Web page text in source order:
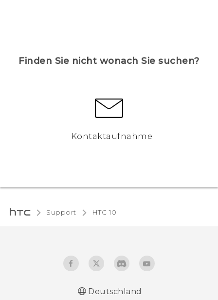
Finden Sie nicht wonach Sie suchen?
Kontaktaufnahme
Support HTC 10‎
Deutschland